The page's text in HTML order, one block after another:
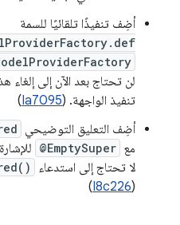
أضِف تنفيذًا تلقائيًا للسمة
لن تحتاج بعد الآن إلى
تنفيذ الواجهة. (Ia7095
)
أضِف التعليق التوضيحي
مع @EmptySuper
لا تحتاج إلى استدعاء
(
I8c226
)